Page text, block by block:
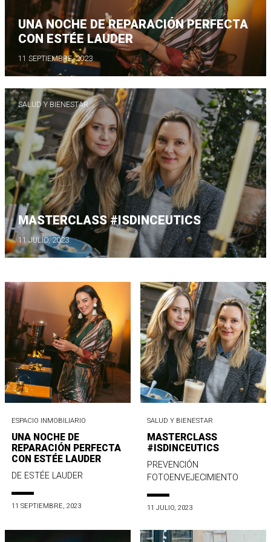
UNA NOCHE DE REPARACIÓN PERFECTA
CON ESTÉE LAUDER
11 SEPTIEMBRE, 2023
SALUD Y BIENESTAR
MASTERCLASS #ISDINCEUTICS
11 JULIO, 2023
ESPACIO INMOBILIARIO
UNA NOCHE DE
REPARACIÓN PERFECTA
CON ESTÉE LAUDER
DE ESTÉE LAUDER
11 SEPTIEMBRE, 2023
SALUD Y BIENESTAR
MASTERCLASS
#ISDINCEUTICS
PREVENCIÓN
FOTOENVEJECIMIENTO
11 JULIO, 2023